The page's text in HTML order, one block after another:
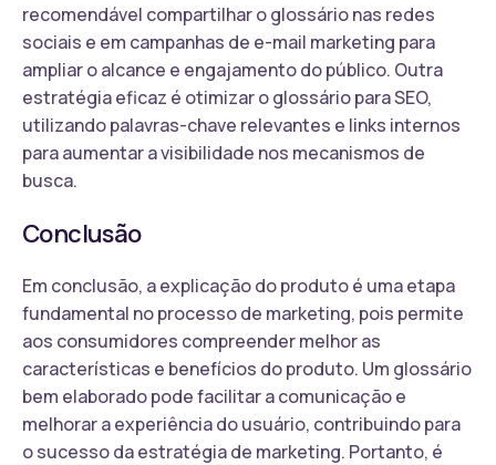
recomendável compartilhar o glossário nas redes
sociais e em campanhas de e-mail marketing para
ampliar o alcance e engajamento do público. Outra
estratégia eficaz é otimizar o glossário para SEO,
utilizando palavras-chave relevantes e links internos
para aumentar a visibilidade nos mecanismos de
busca.
Conclusão
Em conclusão, a explicação do produto é uma etapa
fundamental no processo de marketing, pois permite
aos consumidores compreender melhor as
características e benefícios do produto. Um glossário
bem elaborado pode facilitar a comunicação e
melhorar a experiência do usuário, contribuindo para
o sucesso da estratégia de marketing. Portanto, é